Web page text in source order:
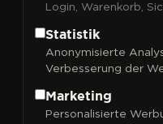
Sortieren nach
Login, Warenkorb,
Statistik
Anonymisierte
Verbesserung der
Marketing
Personalisierte